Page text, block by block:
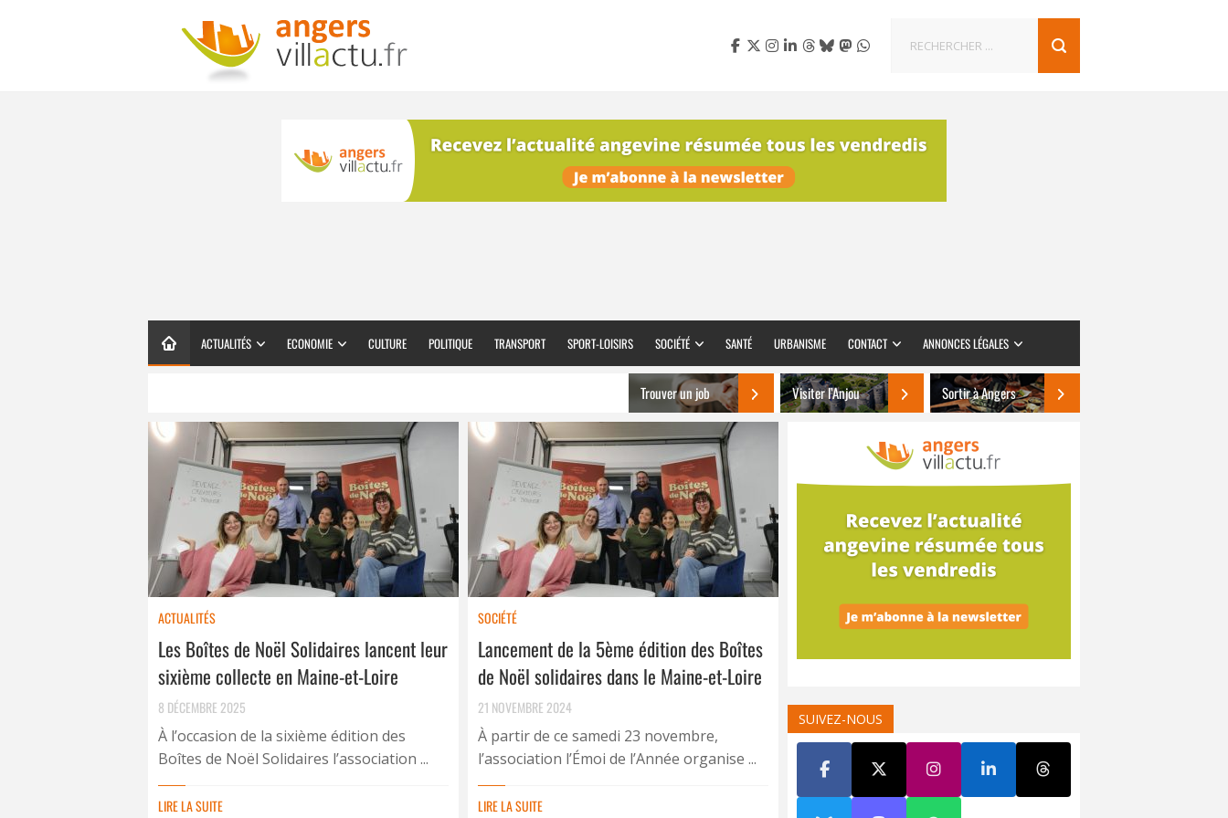
ACTUALITÉS ECONOMIE CULTURE POLITIQUE TRANSPORT SPORT-LOISIRS SOCIÉTÉ SANTÉ URBANISME CONTACT ANNONCES LÉGALES
Trouver un job Visiter l’Anjou Sortir à Angers
ACTUALITÉS
Les Boîtes de Noël Solidaires lancent leur
sixième collecte en Maine-et-Loire
8 DÉCEMBRE 2025
À l’occasion de la sixième édition des
Boîtes de Noël Solidaires l’association ...
LIRE LA SUITE
SOCIÉTÉ
Lancement de la 5ème édition des Boîtes
de Noël solidaires dans le Maine-et-Loire
21 NOVEMBRE 2024
À partir de ce samedi 23 novembre,
l’association l’Émoi de l’Année organise ...
LIRE LA SUITE
SUIVEZ-NOUS